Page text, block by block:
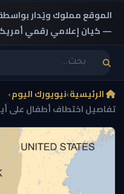
الموقع مملوك ويُدار
— كيان إعلامي رقمي
الرئيسية›نيويورك اليوم›
تفاصيل اختطاف أطفال على